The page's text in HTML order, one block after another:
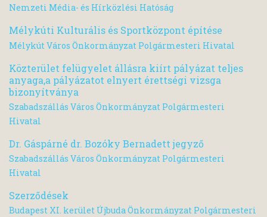
Nemzeti Média- és Hírközlési Hatóság
Mélykúti Kulturális és Sportközpont építése
Mélykút Város Önkormányzat Polgármesteri Hivatal
Közterület felügyelet állásra kiírt pályázat teljes
anyaga,a pályázatot elnyert érettségi vizsga
bizonyítványa
Szabadszállás Város Önkormányzat Polgármesteri
Hivatal
Dr. Gáspárné dr. Bozóky Bernadett jegyző
Szabadszállás Város Önkormányzat Polgármesteri
Hivatal
Szerződések
Budapest XI. kerület Újbuda Önkormányzat Polgármesteri